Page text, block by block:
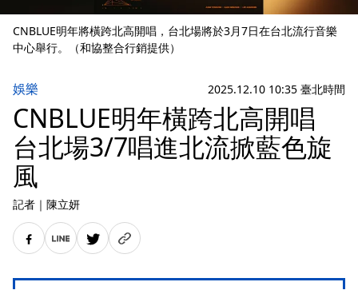
CNBLUE明年將橫跨北高開唱，台北場將於3月7日在台北流行音樂
中心舉行。（和協整合行銷提供）
娛樂 2025.12.10 10:35 臺北時間
CNBLUE明年橫跨北高開唱
台北場3/7唱進北流掀藍色旋
風
記者 ｜ 陳立妍